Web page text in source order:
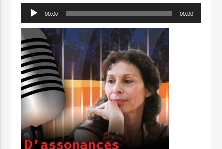
Lecteur
audio
00:00 00:00